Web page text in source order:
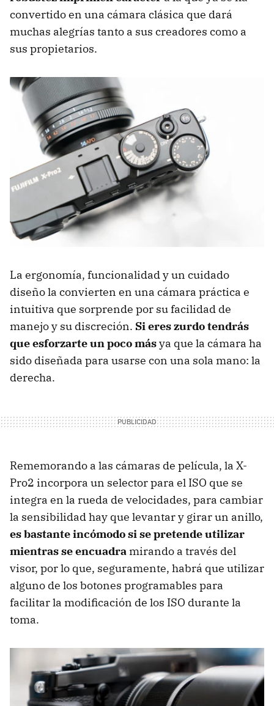
convertido en una cámara clásica que dará
muchas alegrías tanto a sus creadores como a
sus propietarios.
La ergonomía, funcionalidad y un cuidado
diseño la convierten en una cámara práctica e
intuitiva que sorprende por su facilidad de
manejo y su discreción. Si eres zurdo tendrás
que esforzarte un poco másya que la cámara ha
sido diseñada para usarse con una sola mano: la
derecha.
Rememorando a las cámaras de película, la X-
Pro2 incorpora un selector para el ISO que se
integra en la rueda de velocidades, para cambiar
la sensibilidad hay que levantar y girar un anillo,
es bastante incómodo si se pretende utilizar
mientras se encuadra mirando a través del
visor, por lo que, seguramente, habrá que utilizar
alguno de los botones programables para
facilitar la modificación de los ISO durante la
toma.